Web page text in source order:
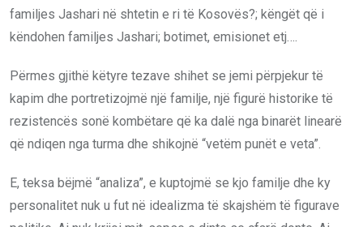
familjes Jashari në shtetin e ri të Kosovës?; këngët që i
këndohen familjes Jashari; botimet, emisionet etj….
Përmes gjithë këtyre tezave shihet se jemi përpjekur të
kapim dhe portretizojmë një familje, një figurë historike të
rezistencës sonë kombëtare që ka dalë nga binarët linearë
që ndiqen nga turma dhe shikojnë “vetëm punët e veta”.
E, teksa bëjmë “analiza”, e kuptojmë se kjo familje dhe ky
personalitet nuk u fut në idealizma të skajshëm të figurave